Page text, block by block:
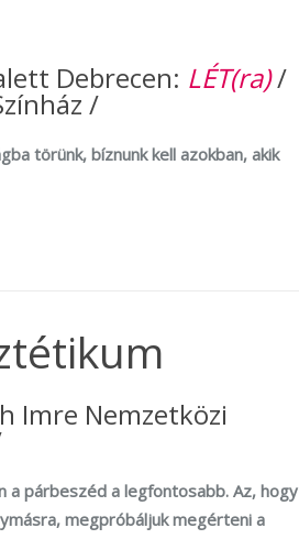
Debrecen: LÉT(ra)/
/
törünk, bíznunk kell azokban, akik
Imre Nemzetközi
a párbeszéd a legfontosabb. Az, hogy
megpróbáljuk megérteni a